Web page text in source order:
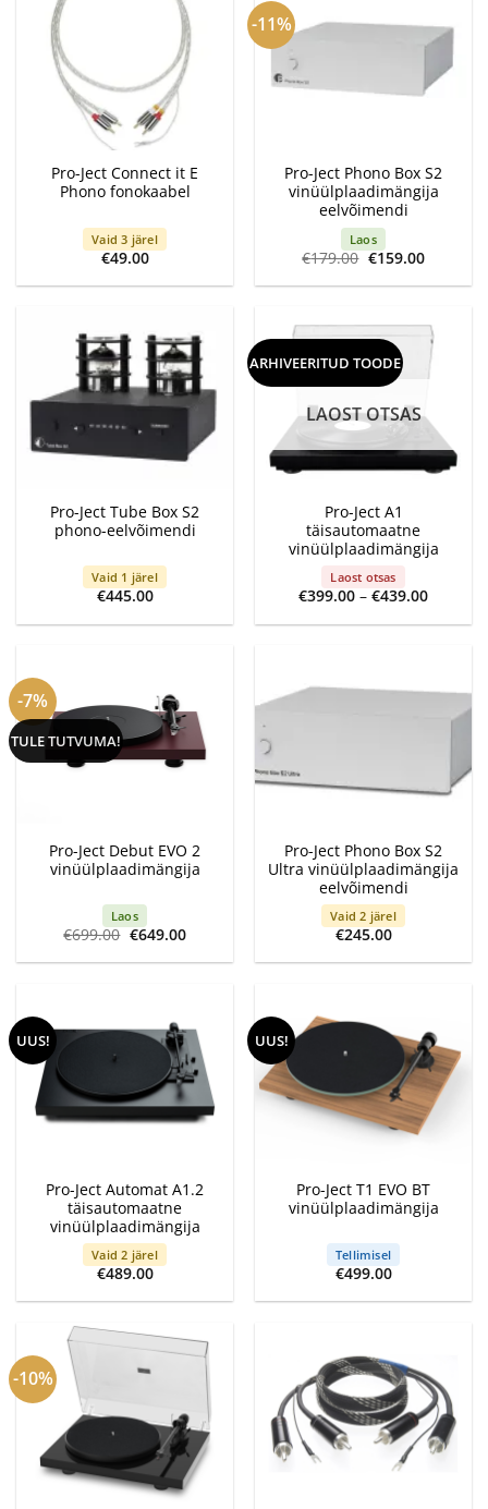
Pro-Ject Connect it E
Phono fonokaabel
Vaid 3 järel
€49.00
-11%
Pro-Ject Phono Box S2
vinüülplaadimängija
eelvõimendi
Laos
€179.00 Algne
hind
oli:
€159.00Current
is:
Pro-Ject Tube Box S2
phono-eelvõimendi
Vaid 1 järel
€445.00
ARHIVEERITUD TOODE
LAOST OTSAS
Pro-Ject A1
täisautomaatne
vinüülplaadimängija
Laost otsas
€399.00 – €439.00Price
€399.00
-7%
TULE TUTVUMA!
Pro-Ject Debut EVO 2
vinüülplaadimängija
Laos
€699.00 Algne
oli:
€649.00Current
is:
Pro-Ject Phono Box S2
Ultra vinüülplaadimängija
eelvõimendi
Vaid 2 järel
€245.00
UUS!
Pro-Ject Automat A1.2
täisautomaatne
vinüülplaadimängija
Vaid 2 järel
€489.00
UUS!
Pro-Ject T1 EVO BT
vinüülplaadimängija
Tellimisel
€499.00
-10%